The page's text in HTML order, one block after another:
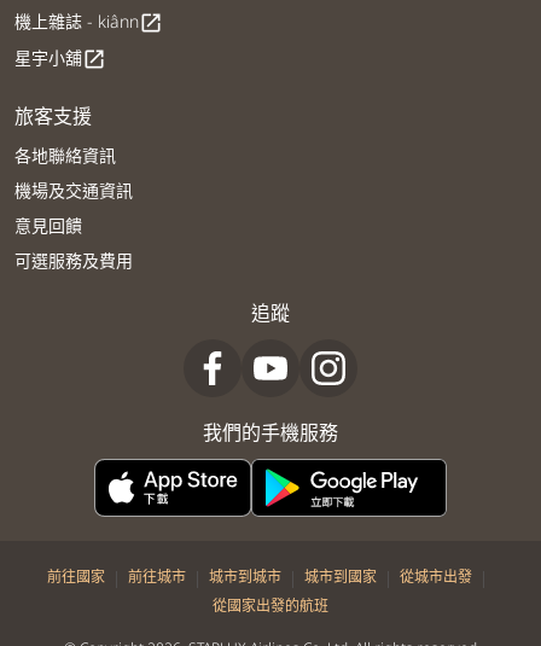
機上雜誌 - kiânnopen_in_new
星宇小舖open_in_new
旅客支援
各地聯絡資訊
機場及交通資訊
意見回饋
可選服務及費用
追蹤
我們的手機服務
前往國家 | 前往城市 | 城市到城市 | 城市到國家 | 從城市出發 |
從國家出發的航班